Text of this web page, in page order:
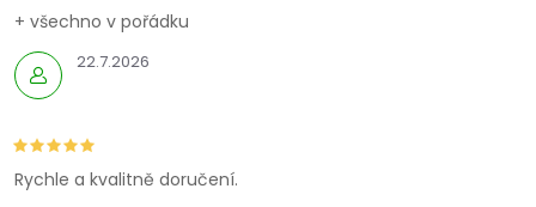
22.7.2026
+ všechno v pořádku
Rychle a kvalitně doručení.